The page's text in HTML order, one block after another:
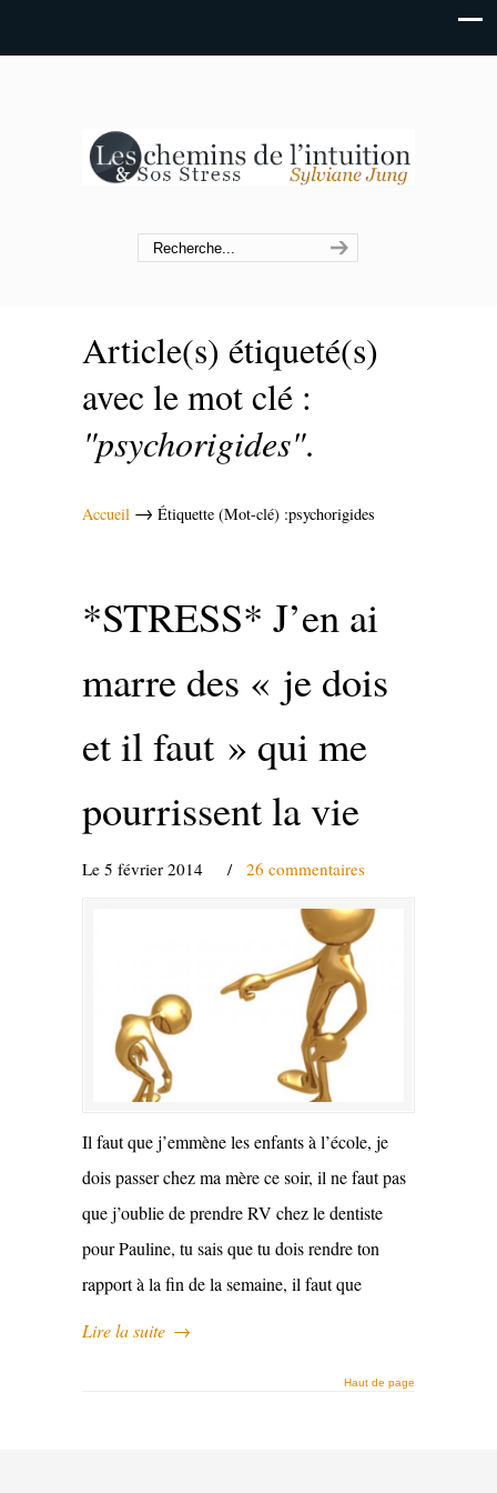
Article(s) étiqueté(s)
avec le mot clé :
"psychorigides".
Accueil → Étiquette (Mot-clé) :psychorigides
*STRESS* J’en ai
marre des « je dois
et il faut » qui me
pourrissent la vie
Le 5 février 2014 / 26 commentaires
Il faut que j’emmène les enfants à l’école, je
dois passer chez ma mère ce soir, il ne faut pas
que j’oublie de prendre RV chez le dentiste
pour Pauline, tu sais que tu dois rendre ton
rapport à la fin de la semaine, il faut que
Lire la suite →
Haut de page